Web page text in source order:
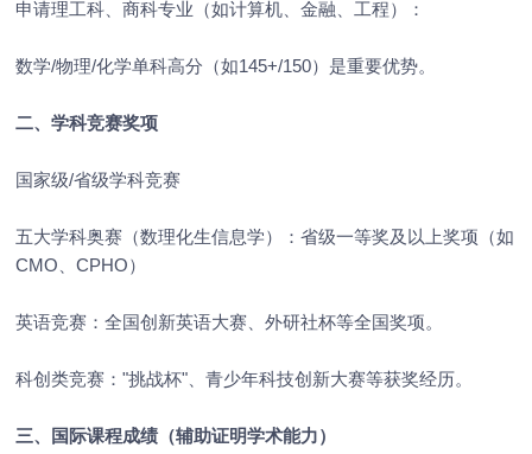
申请理工科、商科专业（如计算机、金融、工程）：
数学/物理/化学单科高分（如145+/150）是重要优势。
二、学科竞赛奖项
国家级/省级学科竞赛
五大学科奥赛（数理化生信息学）：省级一等奖及以上奖项（如
CMO、CPHO）
英语竞赛：全国创新英语大赛、外研社杯等全国奖项。
科创类竞赛："挑战杯"、青少年科技创新大赛等获奖经历。
三、国际课程成绩（辅助证明学术能力）